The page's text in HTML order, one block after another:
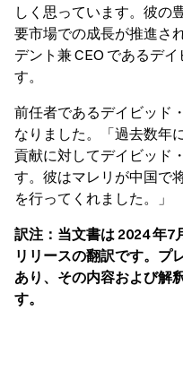
しく思っています。彼の
要市場での成長が推進さ
デント兼 CEO であるデ
す。
前任者であるデイビッド
なりました。「過去数年
貢献に対してデイビッド
す。彼はマレリが中国で
を行ってくれました。」
訳注：当文書は 2024 年7
リリースの翻訳です。プ
あり、その内容および解
す。